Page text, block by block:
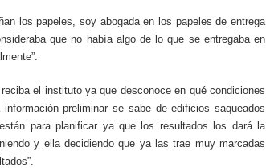
los papeles, soy abogada en los papeles de entrega
que no había algo de lo que se entregaba en
el instituto ya que desconoce en qué condiciones
preliminar se sabe de edificios saqueados
para planificar ya que los resultados los dará la
y ella decidiendo que ya las trae muy marcadas